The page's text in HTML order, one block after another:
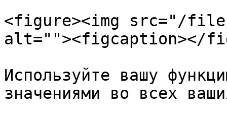
<figure><img src="/files/
alt=""><figcaption></
Используйте вашу
значениями во всех